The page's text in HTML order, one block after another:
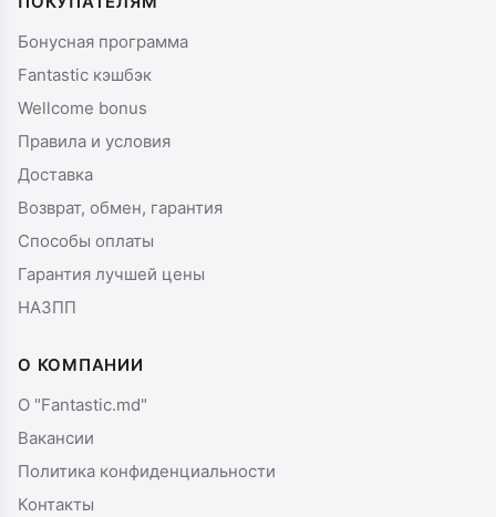
Бонусная программа
Fantastic кэшбэк
Wellcome bonus
Правила и условия
Доставка
Возврат, обмен, гарантия
Способы оплаты
Гарантия лучшей цены
НАЗПП
О КОМПАНИИ
О "Fantastic.md"
Вакансии
Политика конфиденциальности
Контакты